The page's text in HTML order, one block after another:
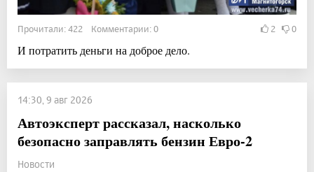
Прочитали: 422 Комментарии: 0 2 0
И потратить деньги на доброе дело.
14:30, 9 авг 2026
Автоэксперт рассказал, насколько
безопасно заправлять бензин Евро-2
Новости